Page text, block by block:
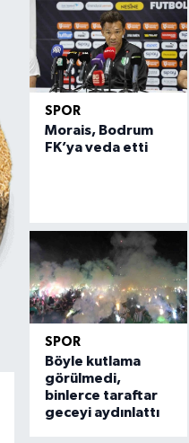
SPOR
Morais, Bodrum
FK’ya veda etti
SPOR
Böyle kutlama
görülmedi,
binlerce taraftar
geceyi aydınlattı